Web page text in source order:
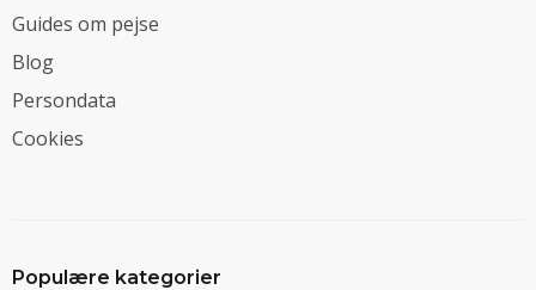
Guides om pejse
Blog
Persondata
Cookies
Populære kategorier